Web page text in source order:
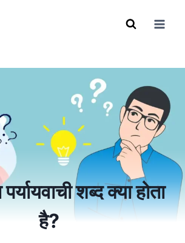
शब्द क्या होता
है?